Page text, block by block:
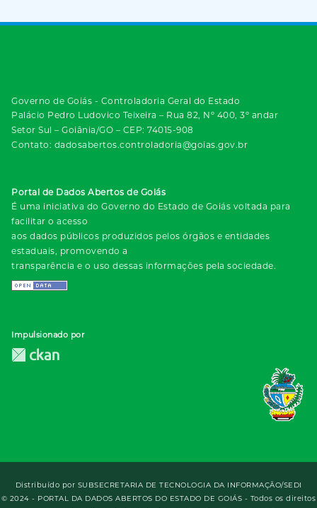
Governo de Goiás - Controladoria Geral do Estado
Palácio Pedro Ludovico Teixeira – Rua 82, Nº 400, 3º andar
Setor Sul – Goiânia/GO – CEP: 74015-908
Contato: dadosabertos.controladoria@goias.gov.br
Portal de Dados Abertos de Goiás
É uma iniciativa do Governo do Estado de Goiás voltada para
facilitar o acesso
aos dados públicos produzidos pelos órgãos e entidades
estaduais, promovendo a
transparência e o uso dessas informações pela sociedade.
Impulsionado por
Distribuído por SUBSECRETARIA DE TECNOLOGIA DA INFORMAÇÃO/SEDI
© 2024 - PORTAL DA DADOS ABERTOS DO ESTADO DE GOIÁS - Todos os direitos